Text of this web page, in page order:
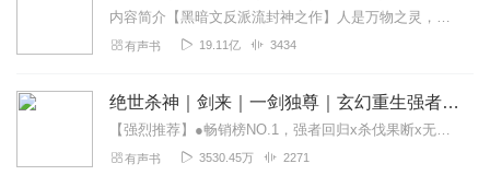
内容简介【黑暗文反派流封神之作】人是万物之灵，蛊是天地真精。一个穿越者不断重生的故事。一个养蛊、炼蛊、用蛊的奇特世界。配音组（男角色）老宝玉旁白...
有声书 19.11亿 3434
绝世杀神｜剑来｜一剑独尊｜玄幻重生强者｜废柴逆袭
【强烈推荐】●畅销榜NO.1，强者回归x杀伐果断x无敌流●东方玄幻口碑爆表之作，热血撩心，强势来袭！●求订阅&五星好评&月票，会不定时掉落爆更惊喜哦！【内容简介...
有声书 3530.45万 2271